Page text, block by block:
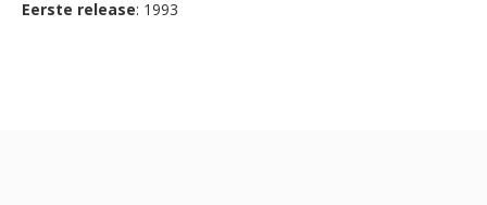
Eerste release: 1993